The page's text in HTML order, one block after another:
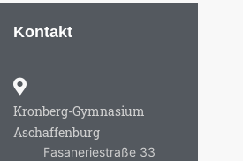
Kontakt
Kronberg-Gymnasium
Aschaffenburg
Fasaneriestraße 33